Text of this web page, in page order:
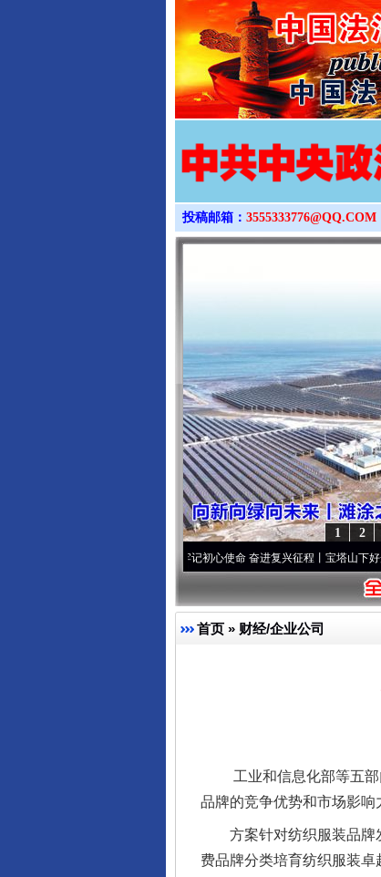
投稿邮箱： 3555333776@QQ.COM
2
1
牢记初心使命 奋进复兴征程丨宝塔山下好光景..·[
首页 » 财经/企业公司
工业和信息化部等五部
品牌的竞争优势和市场影响
方案针对纺织服装品牌发
费品牌分类培育纺织服装